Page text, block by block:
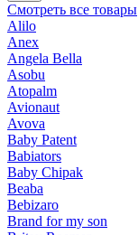
Смотреть все товары
Alilo
Anex
Angela Bella
Asobu
Atopalm
Avionaut
Avova
Baby Patent
Babiators
Baby Chipak
Beaba
Bebizaro
Brand for my son